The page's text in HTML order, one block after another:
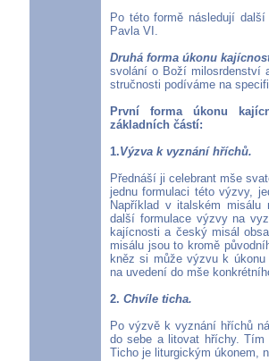
Po této formě následují
Pavla VI.
Druhá forma úkonu
svolání o Boží milosrdenství
stručnosti podíváme na
První forma úkonu
základních částí:
1.Výzva k vyznání hříchů.
Přednáší ji celebrant mše
jednu formulaci této výzvy,
Například v italském misálu
další formulace výzvy na
kajícnosti a český misál
misálu jsou to kromě
kněz si může výzvu k
na uvedení do mše
2. Chvíle ticha.
Po výzvě k vyznání hříchů
do sebe a litovat hříchy.
Ticho je liturgickým úkonem,